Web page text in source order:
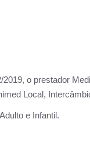
2019, o prestador
Local,
e Infantil.